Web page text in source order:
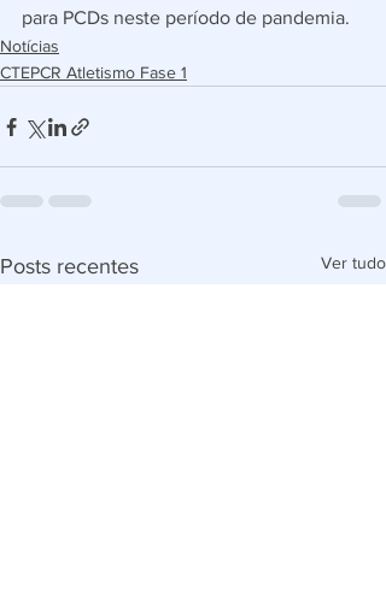
para PCDs neste período de pandemia.
Notícias
CTEPCR Atletismo Fase 1
Posts recentes Ver tudo